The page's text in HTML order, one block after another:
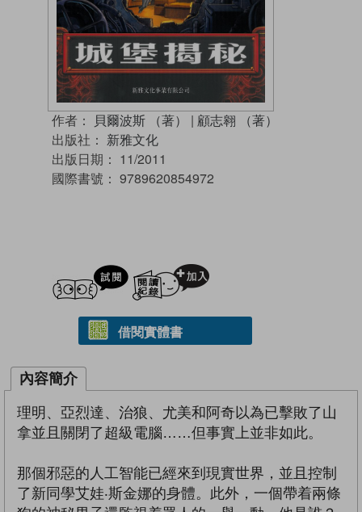
作者： 貝爾波斯 （著） | 顧志翱 （著）
出版社： 新雅文化
出版日期： 11/2011
國際書號： 9789620854972
試閲
借閱實體書
內容簡介
理明、亞烈達、治狼、尤美和阿奇以為已擊敗了山
拿並且關閉了超級電腦……但事實上並非如此。
那個邪惡的人工智能已經來到現實世界，並且控制
了新同學艾娃‧斯金娜的身體。此外，一個帶着兩條